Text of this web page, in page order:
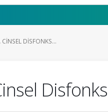
DISFONKS...